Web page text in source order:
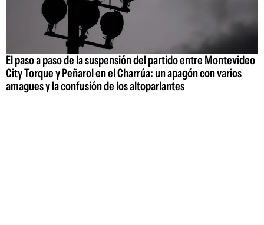
El paso a paso de la suspensión del partido entre Montevideo
City Torque y Peñarol en el Charrúa: un apagón con varios
amagues y la confusión de los altoparlantes